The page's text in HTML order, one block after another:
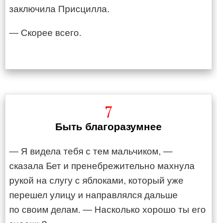
заключила Присцилла.
— Скорее всего.
7
Быть благоразумнее
— Я видела тебя с тем мальчиком, —
сказала Бет и пренебрежительно махнула
рукой на слугу с яблоками, который уже
перешел улицу и направлялся дальше
по своим делам. — Насколько хорошо ты его